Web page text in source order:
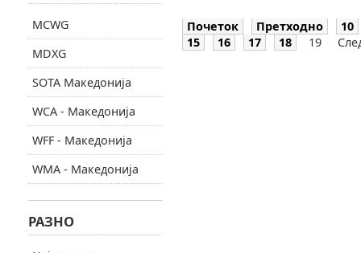
Почеток Претходно
10
15
16 17 18 19
MCWG
MDXG
SOTA Македонија
WCA - Македонија
WFF - Македонија
WMA - Македонија
РАЗНО